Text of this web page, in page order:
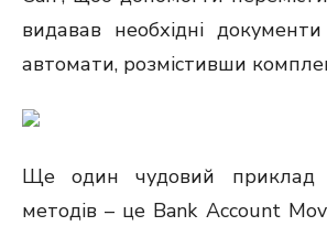
видавав необхідні
автомати, розмістивши
Ще один чудовий приклад
методів – це Bank Account